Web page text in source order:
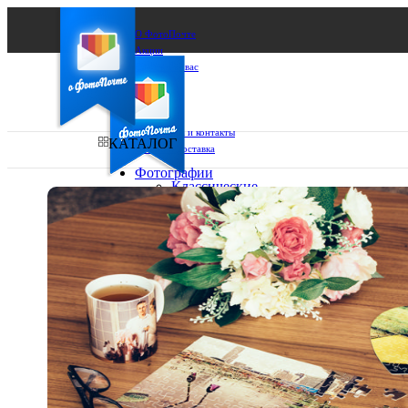
О ФотоПочте
Акции
Сделаем за вас
Бизнесу
FAQ
Франшиза
Поддержка и контакты
Оплата и доставка
Ваш город:
Ваш регион доставки
Выберите из списка:
КАТАЛОГ
Фотографии
Классические
фото
10х10
10х15
13х18
15х15
15х20
20х20
20х30
30х30
30х40
А4
Фото
в